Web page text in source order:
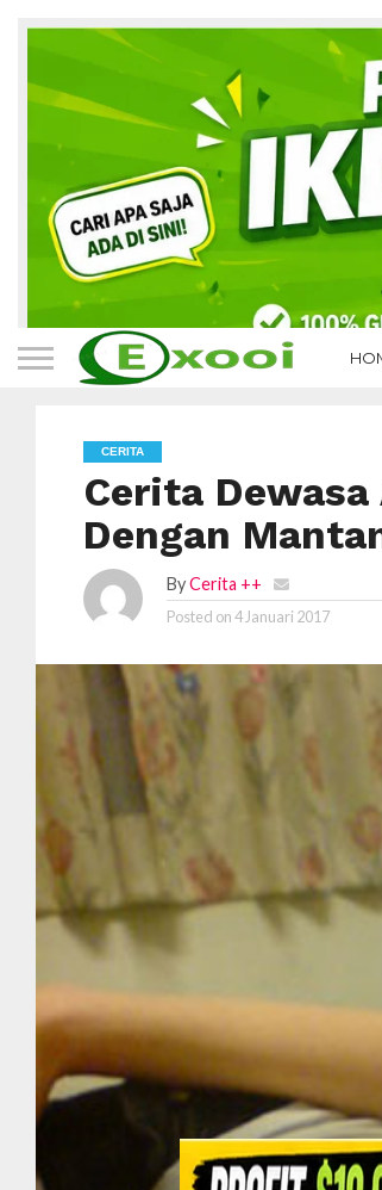
CERITA
Cerita
Dengan
By Cerita ++
Posted on 4 Januari 2017